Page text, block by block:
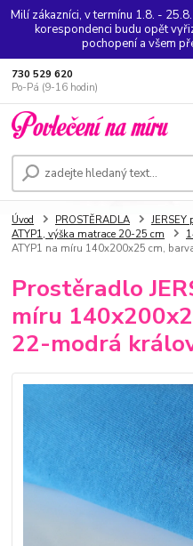
Milí zákazníci, v termínu 1.8. -
korespondenci budu opět
pochopení a všem
730 529 620
Po-Pá (9-16 hodin)
Úvod PROSTĚRADLA
ATYP1, výška matrace 20-25 cm
ATYP1 na míru 140x200x25 cm,
Prostěradlo
míru
22-modrá